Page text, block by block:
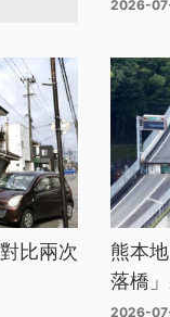
2026-
比兩次
熊本
落橋
2026-